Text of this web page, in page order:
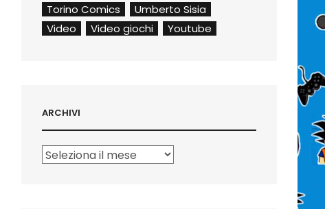
Torino Comics
Umberto Sisia
Video
Video giochi Youtube
ARCHIVI
Archivi